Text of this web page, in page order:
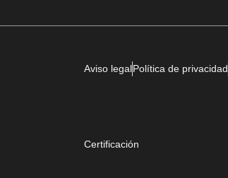
Aviso legalPolítica de privacidad
Certificación